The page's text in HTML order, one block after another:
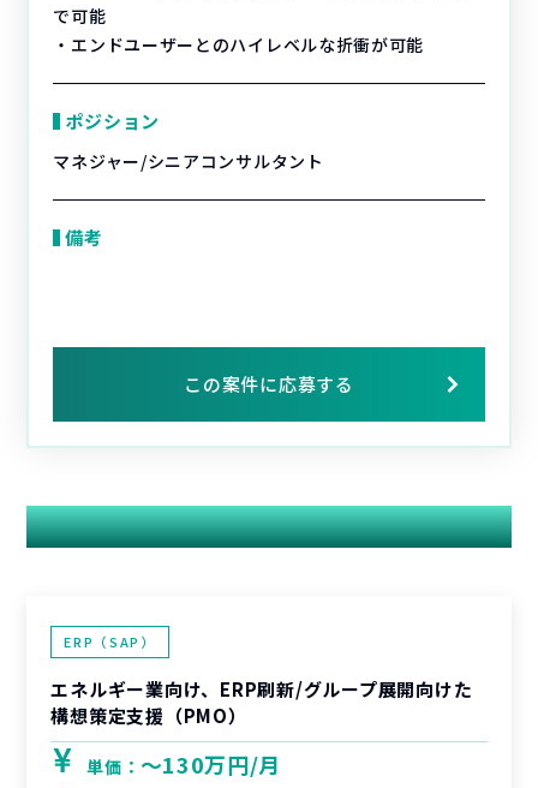
で可能
・エンドユーザーとのハイレベルな折衝が可能
ポジション
マネジャー/シニアコンサルタント
備考
この案件に応募する
関連する案件
ERP（SAP）
エネルギー業向け、ERP刷新/グループ展開向けた
構想策定支援（PMO）
単価： 〜130万円/月